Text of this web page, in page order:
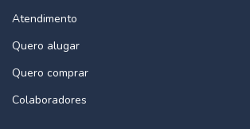
Atendimento
Quero alugar
Quero comprar
Colaboradores